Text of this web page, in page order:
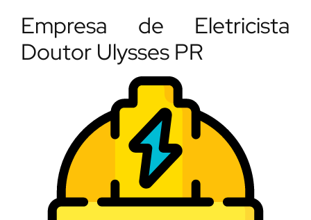
Empresa de Eletricista
Doutor Ulysses PR